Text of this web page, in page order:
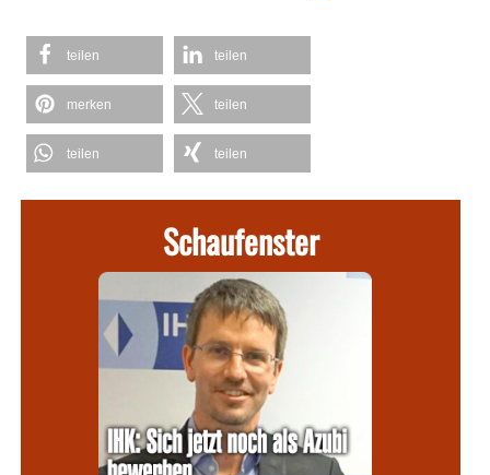
teilen teilen
merken teilen
teilen teilen
Schaufenster